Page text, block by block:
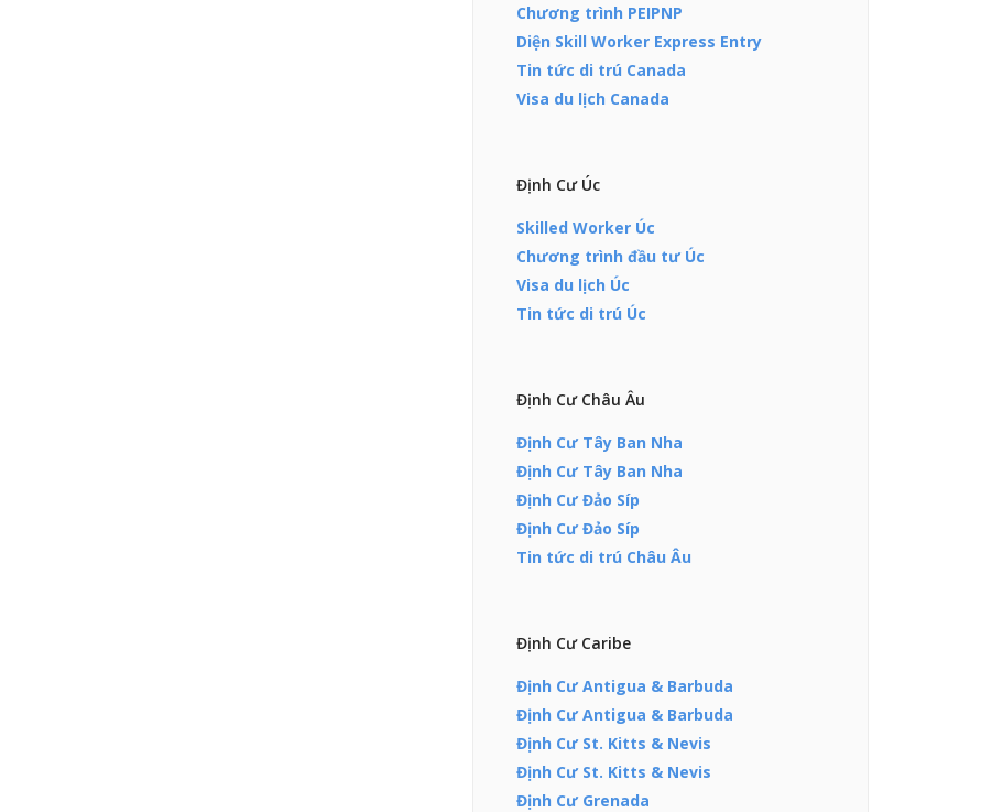
Chương trình PEIPNP
Diện Skill Worker Express Entry
Tin tức di trú Canada
Visa du lịch Canada
Định Cư Úc
Skilled Worker Úc
Chương trình đầu tư Úc
Visa du lịch Úc
Tin tức di trú Úc
Định Cư Châu Âu
Định Cư Tây Ban Nha
Định Cư Tây Ban Nha
Định Cư Đảo Síp
Định Cư Đảo Síp
Tin tức di trú Châu Âu
Định Cư Caribe
Định Cư Antigua & Barbuda
Định Cư Antigua & Barbuda
Định Cư St. Kitts & Nevis
Định Cư St. Kitts & Nevis
Định Cư Grenada